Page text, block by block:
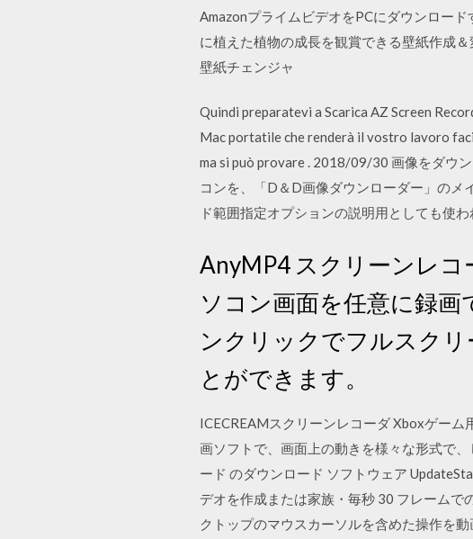
AmazonプライムビデオをPCにダウンロー
に植えた植物の成長を観賞できる壁紙作成
壁紙チェンジャ
Quindi preparatevi a Scarica AZ Screen
Mac portatile che renderà il vostro lavoro
ma si può provare . 2018/09/30 画像をダウ
コンを、「D＆D画像ダウンローダー」のメ
ド範囲指定オプションの説明用としても使
AnyMP4 スクリーンレ
ソコン画面を任意に録
ンクリックでフルスク
とができます。
ICECREAMスクリーンレコーダ Xboxゲー
画ソフトで、画面上の動きを様々な形式で
ード のダウンロード ソフトウェア
デオを作成または家族・毎秒 30 フレームで
クトップのマウスカーソルを含めた操作を